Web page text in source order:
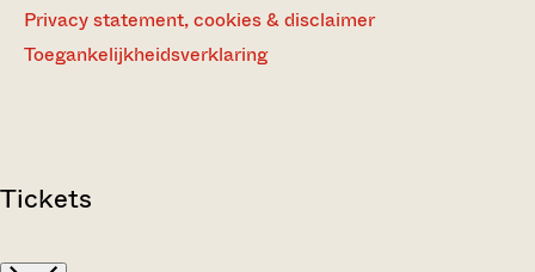
Privacy statement, cookies & disclaimer
Toegankelijkheidsverklaring
Tickets